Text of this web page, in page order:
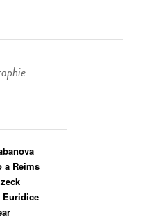
a Reims
Euridice